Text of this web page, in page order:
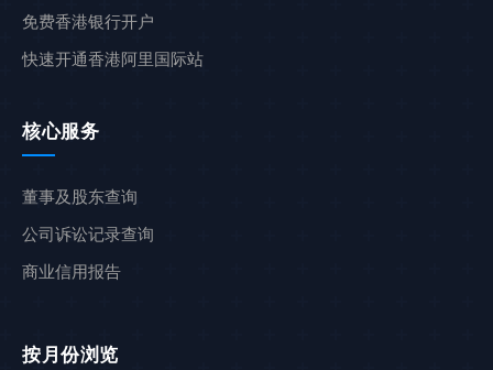
免费香港银行开户
快速开通香港阿里国际站
核心服务
董事及股东查询
公司诉讼记录查询
商业信用报告
按月份浏览